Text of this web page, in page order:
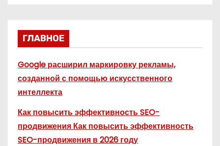
ГЛАВНОЕ
Google расширил маркировку рекламы,
созданной с помощью искусственного
интеллекта
Как повысить эффективность SEO-
продвижения Как повысить эффективность
SEO-продвижения в 2026 году